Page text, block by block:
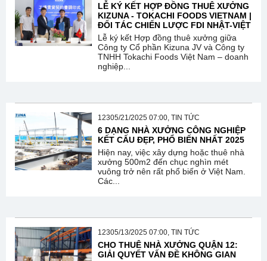
LỄ KÝ KẾT HỢP ĐỒNG THUÊ XƯỞNG
KIZUNA - TOKACHI FOODS VIETNAM |
ĐỐI TÁC CHIẾN LƯỢC FDI NHẬT-VIỆT
Lễ ký kết Hợp đồng thuê xưởng giữa
Công ty Cổ phần Kizuna JV và Công ty
TNHH Tokachi Foods Việt Nam – doanh
nghiệp...
12305/21/2025 07:00, TIN TỨC
6 DẠNG NHÀ XƯỞNG CÔNG NGHIỆP
KẾT CẤU ĐẸP, PHỔ BIẾN NHẤT 2025
Hiện nay, việc xây dựng hoặc thuê nhà
xưởng 500m2 đến chục nghìn mét
vuông trở nên rất phổ biến ở Việt Nam.
Các...
12305/13/2025 07:00, TIN TỨC
CHO THUÊ NHÀ XƯỞNG QUẬN 12:
GIẢI QUYẾT VẤN ĐỀ KHÔNG GIAN